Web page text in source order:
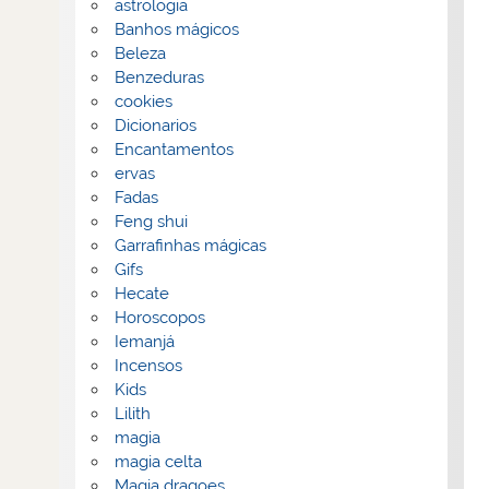
astrologia
Banhos mágicos
Beleza
Benzeduras
cookies
Dicionarios
Encantamentos
ervas
Fadas
Feng shui
Garrafinhas mágicas
Gifs
Hecate
Horoscopos
Iemanjá
Incensos
Kids
Lilith
magia
magia celta